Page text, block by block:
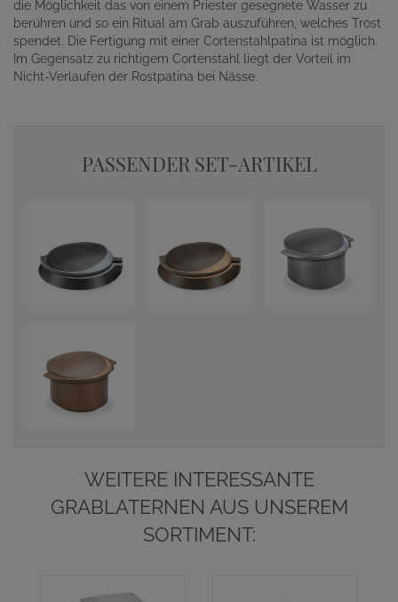
die Möglichkeit das von einem Priester gesegnete Wasser zu
berühren und so ein Ritual am Grab auszuführen, welches Trost
spendet. Die Fertigung mit einer Cortenstahlpatina ist möglich.
Im Gegensatz zu richtigem Cortenstahl liegt der Vorteil im
Nicht-Verlaufen der Rostpatina bei Nässe.
PASSENDER SET-ARTIKEL
WEITERE INTERESSANTE
GRABLATERNEN AUS UNSEREM
SORTIMENT: